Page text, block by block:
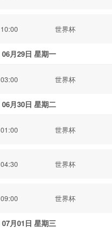
10:00 世界杯
06月29日 星期一
03:00 世界杯
06月30日 星期二
01:00 世界杯
04:30 世界杯
09:00 世界杯
07月01日 星期三